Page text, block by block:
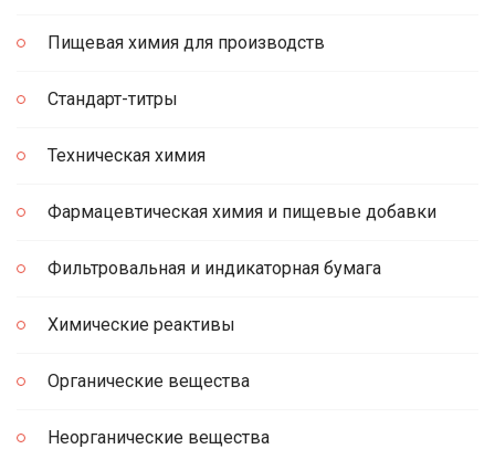
Пищевая химия для производств
Стандарт-титры
Техническая химия
Фармацевтическая химия и пищевые добавки
Фильтровальная и индикаторная бумага
Химические реактивы
Органические вещества
Неорганические вещества